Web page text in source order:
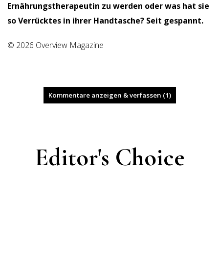
Ernährungstherapeutin zu werden oder was hat sie
so Verrücktes in ihrer Handtasche? Seit gespannt.
© 2026 Overview Magazine
Kommentare anzeigen & verfassen (1)
Editor's Choice